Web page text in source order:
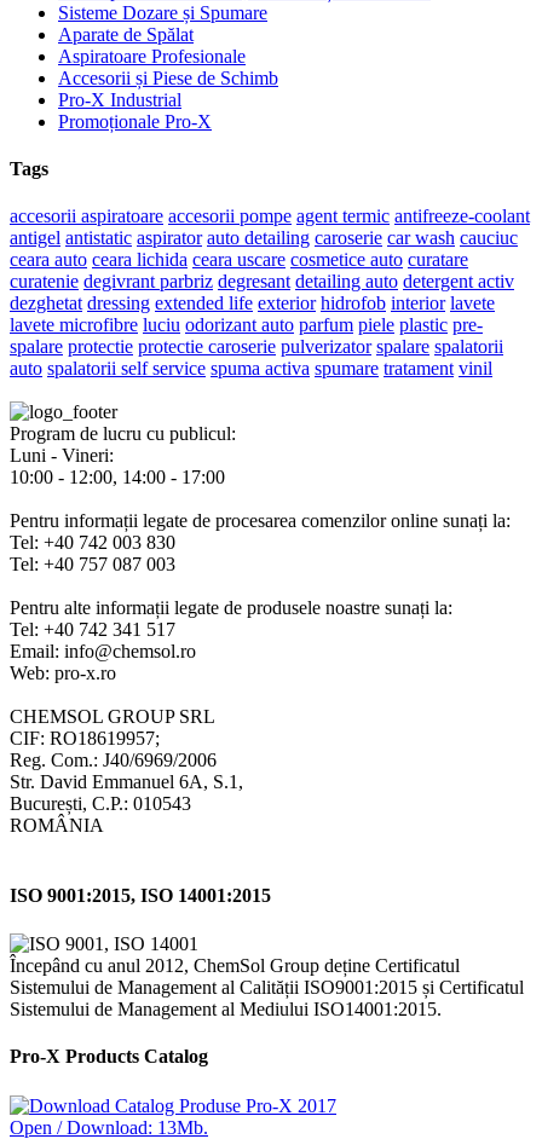
Sisteme Dozare și Spumare
Aparate de Spălat
Aspiratoare Profesionale
Accesorii și Piese de Schimb
Pro-X Industrial
Promoționale Pro-X
Tags
accesorii aspiratoare accesorii pompe agent termic antifreeze-coolant
antigel antistatic aspirator auto detailing caroserie car wash cauciuc
ceara auto ceara lichida ceara uscare cosmetice auto curatare
curatenie degivrant parbriz degresant detailing auto detergent activ
dezghetat dressing extended life exterior hidrofob interior lavete
lavete microfibre luciu odorizant auto parfum piele plastic pre-
spalare protectie protectie caroserie pulverizator spalare spalatorii
auto spalatorii self service spuma activa spumare tratament vinil
Program de lucru cu publicul:
Luni - Vineri:
10:00 - 12:00, 14:00 - 17:00
Pentru informații legate de procesarea comenzilor online sunați la:
Tel: +40 742 003 830
Tel: +40 757 087 003
Pentru alte informații legate de produsele noastre sunați la:
Tel: +40 742 341 517
Email: info@chemsol.ro
Web: pro-x.ro
CHEMSOL GROUP SRL
CIF: RO18619957;
Reg. Com.: J40/6969/2006
Str. David Emmanuel 6A, S.1,
București, C.P.: 010543
ROMÂNIA
ISO 9001:2015, ISO 14001:2015
Începând cu anul 2012, ChemSol Group deține Certificatul
Sistemului de Management al Calității ISO9001:2015 și Certificatul
Sistemului de Management al Mediului ISO14001:2015.
Pro-X Products Catalog
Open / Download: 13Mb.